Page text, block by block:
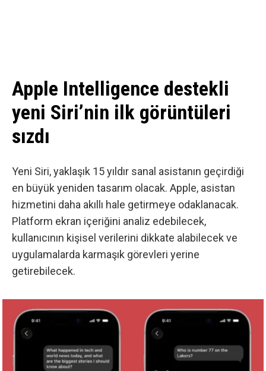
Apple Intelligence destekli
yeni Siri’nin ilk görüntüleri
sızdı
Yeni Siri, yaklaşık 15 yıldır sanal asistanın geçirdiği
en büyük yeniden tasarım olacak. Apple, asistan
hizmetini daha akıllı hale getirmeye odaklanacak.
Platform ekran içeriğini analiz edebilecek,
kullanıcının kişisel verilerini dikkate alabilecek ve
uygulamalarda karmaşık görevleri yerine
getirebilecek.